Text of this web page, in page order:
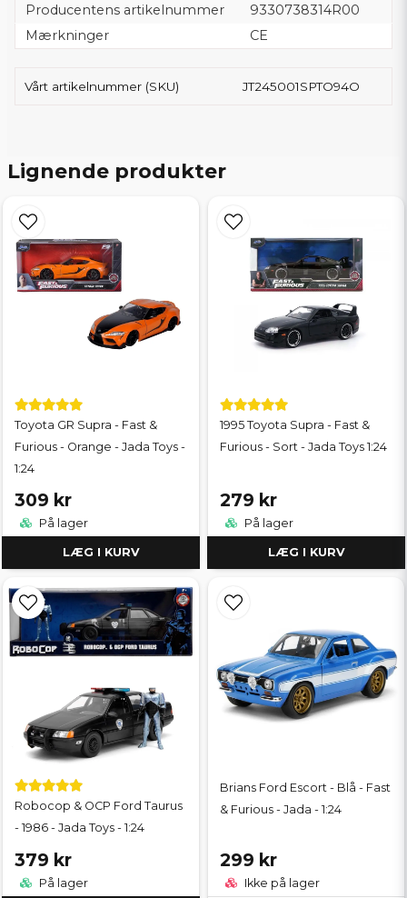
Producentens artikelnummer
9330738314R00
Mærkninger
CE
Vårt artikelnummer (SKU) JT245001SPTO94O
Lignende produkter
Toyota GR Supra - Fast &
Furious - Orange - Jada Toys -
1:24
309 kr
På lager
LÆG I KURV
1995 Toyota Supra - Fast &
Furious - Sort - Jada Toys 1:24
279 kr
På lager
LÆG I KURV
Robocop & OCP Ford Taurus
- 1986 - Jada Toys - 1:24
379 kr
På lager
Brians Ford Escort - Blå - Fast
& Furious - Jada - 1:24
299 kr
Ikke på lager